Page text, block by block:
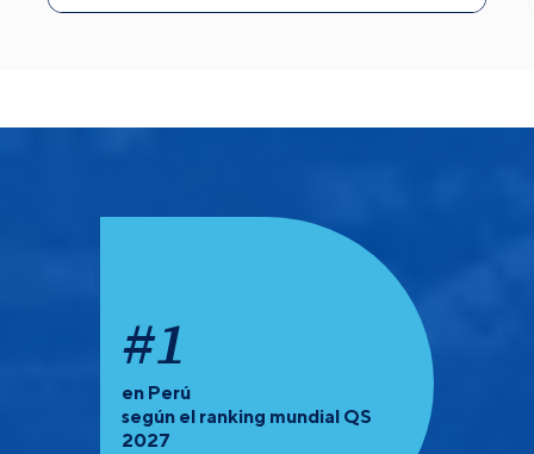
#1
en Perú
según el ranking mundial QS
2027